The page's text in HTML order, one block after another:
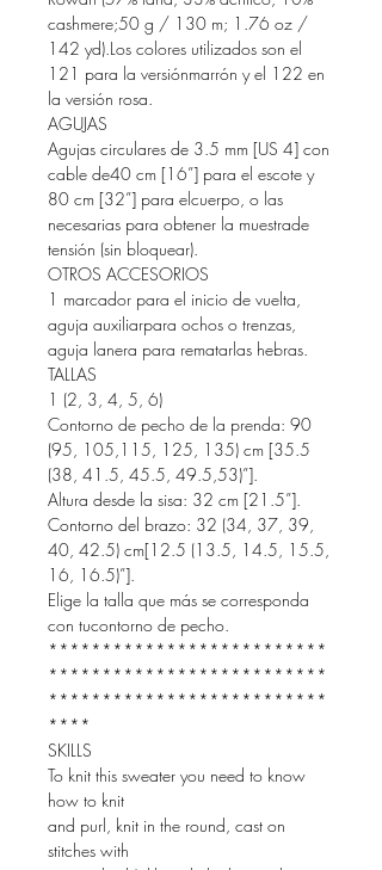
cashmere;50 g / 130 m; 1.76 oz /
142 yd).Los colores utilizados son el
121 para la versiónmarrón y el 122 en
la versión rosa.
AGUJAS
Agujas circulares de 3.5 mm [US 4] con
cable de40 cm [16”] para el escote y
80 cm [32”] para elcuerpo, o las
necesarias para obtener la muestrade
tensión (sin bloquear).
OTROS ACCESORIOS
1 marcador para el inicio de vuelta,
aguja auxiliarpara ochos o trenzas,
aguja lanera para rematarlas hebras.
TALLAS
1 (2, 3, 4, 5, 6)
Contorno de pecho de la prenda: 90
(95, 105,115, 125, 135) cm [35.5
(38, 41.5, 45.5, 49.5,53)”].
Altura desde la sisa: 32 cm [21.5”].
Contorno del brazo: 32 (34, 37, 39,
40, 42.5) cm[12.5 (13.5, 14.5, 15.5,
16, 16.5)”].
Elige la talla que más se corresponda
con tucontorno de pecho.
**************************
**************************
**************************
****
SKILLS
To knit this sweater you need to know
how to knit
and purl, knit in the round, cast on
stitches with